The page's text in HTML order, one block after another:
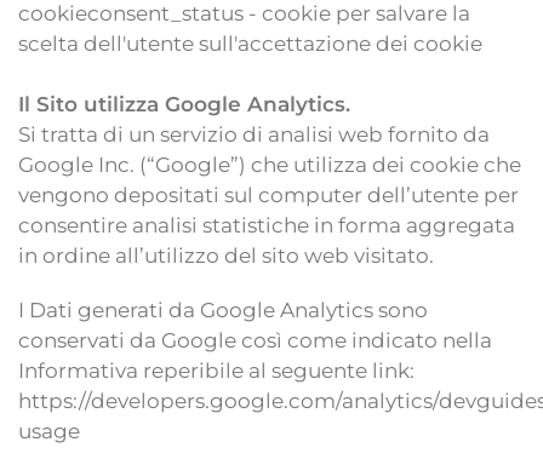
cookieconsent_status - cookie per salvare la
scelta dell'utente sull'accettazione dei cookie
Il Sito utilizza Google Analytics.
Si tratta di un servizio di analisi web fornito da
Google Inc. (“Google”) che utilizza dei cookie che
vengono depositati sul computer dell’utente per
consentire analisi statistiche in forma aggregata
in ordine all’utilizzo del sito web visitato.
I Dati generati da Google Analytics sono
conservati da Google così come indicato nella
Informativa reperibile al seguente link:
https://developers.google.com/analytics/
usage